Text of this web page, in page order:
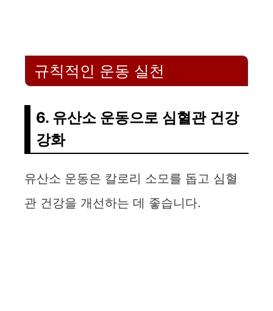
규칙적인 운동 실천
6. 유산소 운동으로 심혈관 건강
강화
유산소 운동은 칼로리 소모를 돕고 심혈
관 건강을 개선하는 데 좋습니다.